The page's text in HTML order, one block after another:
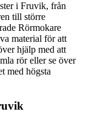
i Fruvik, från
till större
Rörmokare
material för att
hjälp med att
rör eller se över
med högsta